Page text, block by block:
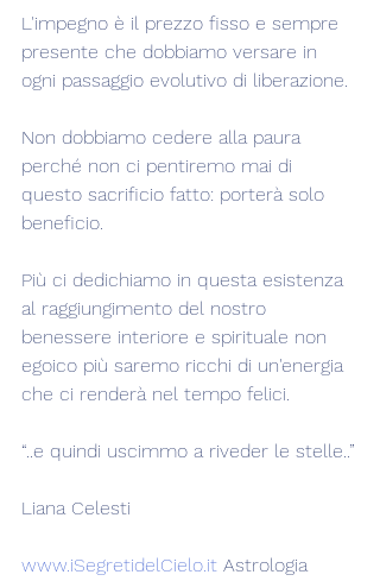
L'impegno è il prezzo fisso e sempre
presente che dobbiamo versare in
ogni passaggio evolutivo di liberazione.
Non dobbiamo cedere alla paura
perché non ci pentiremo mai di
questo sacrificio fatto: porterà solo
beneficio.
Più ci dedichiamo in questa esistenza
al raggiungimento del nostro
benessere interiore e spirituale non
egoico più saremo ricchi di un'energia
che ci renderà nel tempo felici.
“..e quindi uscimmo a riveder le stelle..”
Liana Celesti
www.iSegretidelCielo.it Astrologia